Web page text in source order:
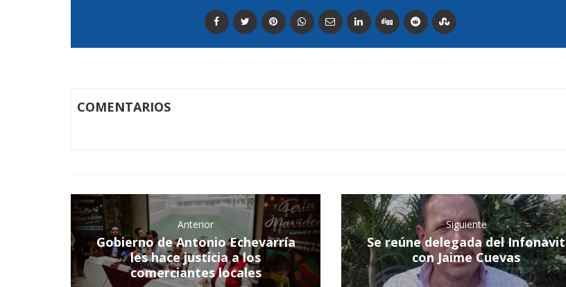
COMENTARIOS
Anterior
Gobierno de Antonio Echevarría
les hace justicia a los
comerciantes locales
Siguiente
Se reúne delegada del Infonavit
con Jaime Cuevas